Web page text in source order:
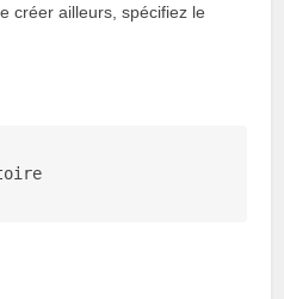
créer ailleurs, spécifiez le